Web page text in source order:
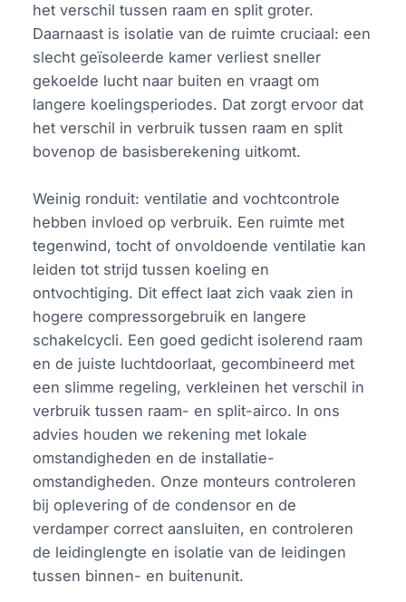
het verschil tussen raam en split groter.
Daarnaast is isolatie van de ruimte cruciaal: een
slecht geïsoleerde kamer verliest sneller
gekoelde lucht naar buiten en vraagt om
langere koelingsperiodes. Dat zorgt ervoor dat
het verschil in verbruik tussen raam en split
bovenop de basisberekening uitkomt.
Weinig ronduit: ventilatie and vochtcontrole
hebben invloed op verbruik. Een ruimte met
tegenwind, tocht of onvoldoende ventilatie kan
leiden tot strijd tussen koeling en
ontvochtiging. Dit effect laat zich vaak zien in
hogere compressorgebruik en langere
schakelcycli. Een goed gedicht isolerend raam
en de juiste luchtdoorlaat, gecombineerd met
een slimme regeling, verkleinen het verschil in
verbruik tussen raam- en split-airco. In ons
advies houden we rekening met lokale
omstandigheden en de installatie-
omstandigheden. Onze monteurs controleren
bij oplevering of de condensor en de
verdamper correct aansluiten, en controleren
de leidinglengte en isolatie van de leidingen
tussen binnen- en buitenunit.